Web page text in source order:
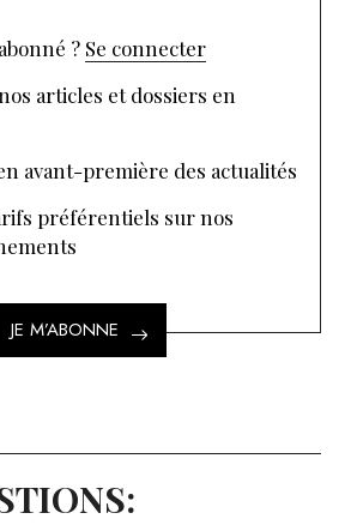
? Se connecter
articles et dossiers en
avant-première des actualités
préférentiels sur nos
JE M’ABONNE